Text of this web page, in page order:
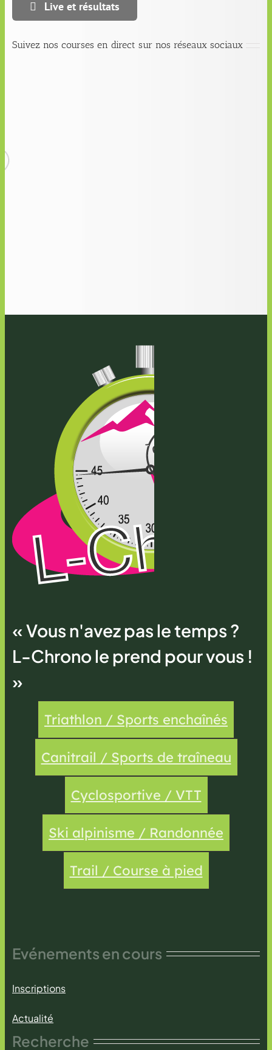
Live et résultats
Suivez nos courses en direct sur nos réseaux sociaux
« Vous n'avez pas le temps ?
L-Chrono le prend pour vous !
»
Triathlon / Sports enchaînés
Canitrail / Sports de traîneau
Cyclosportive / VTT
Ski alpinisme / Randonnée
Trail / Course à pied
Evénements en cours
Inscriptions
Actualité
Recherche